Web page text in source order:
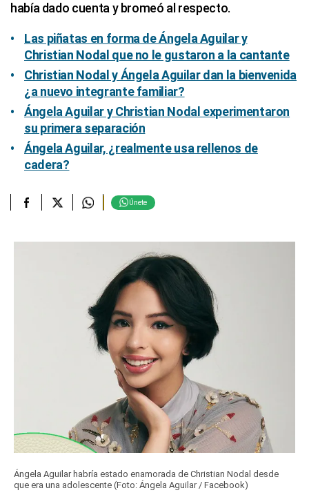
había dado cuenta y bromeó al respecto.
Las piñatas en forma de Ángela Aguilar y
Christian Nodal que no le gustaron a la cantante
Christian Nodal y Ángela Aguilar dan la bienvenida
¿a nuevo integrante familiar?
Ángela Aguilar y Christian Nodal experimentaron
su primera separación
Ángela Aguilar, ¿realmente usa rellenos de
cadera?
Únete
Ángela Aguilar habría estado enamorada de Christian Nodal desde
que era una adolescente (Foto: Ángela Aguilar / Facebook)